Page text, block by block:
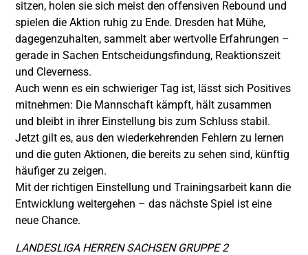
sitzen, holen sie sich meist den offensiven Rebound und
spielen die Aktion ruhig zu Ende. Dresden hat Mühe,
dagegenzuhalten, sammelt aber wertvolle Erfahrungen –
gerade in Sachen Entscheidungsfindung, Reaktionszeit
und Cleverness.
Auch wenn es ein schwieriger Tag ist, lässt sich Positives
mitnehmen: Die Mannschaft kämpft, hält zusammen
und bleibt in ihrer Einstellung bis zum Schluss stabil.
Jetzt gilt es, aus den wiederkehrenden Fehlern zu lernen
und die guten Aktionen, die bereits zu sehen sind, künftig
häufiger zu zeigen.
Mit der richtigen Einstellung und Trainingsarbeit kann die
Entwicklung weitergehen – das nächste Spiel ist eine
neue Chance.
LANDESLIGA HERREN SACHSEN GRUPPE 2